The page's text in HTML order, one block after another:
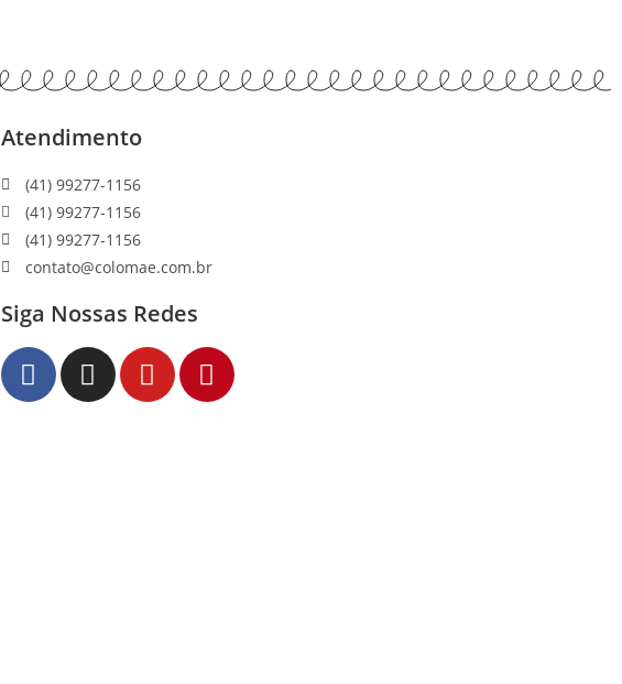
Atendimento
(41) 99277-1156
(41) 99277-1156
(41) 99277-1156
contato@colomae.com.br
Siga Nossas Redes